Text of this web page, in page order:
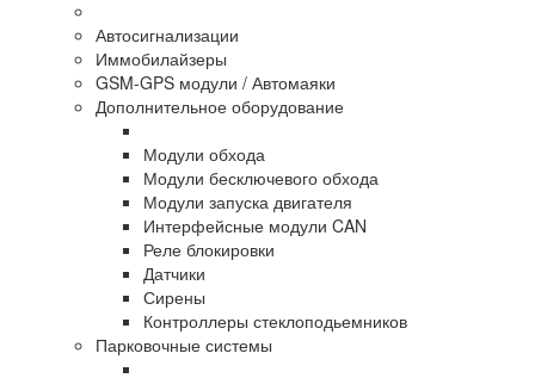
Автосигнализации
Иммобилайзеры
GSM-GPS модули / Автомаяки
Дополнительное оборудование
Модули обхода
Модули бесключевого обхода
Модули запуска двигателя
Интерфейсные модули CAN
Реле блокировки
Датчики
Сирены
Контроллеры стеклоподьемников
Парковочные системы